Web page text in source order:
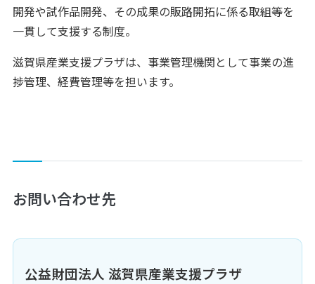
開発や試作品開発、その成果の販路開拓に係る取組等を
一貫して支援する制度。
滋賀県産業支援プラザは、事業管理機関として事業の進
捗管理、経費管理等を担います。
お問い合わせ先
公益財団法人 滋賀県産業支援プラザ